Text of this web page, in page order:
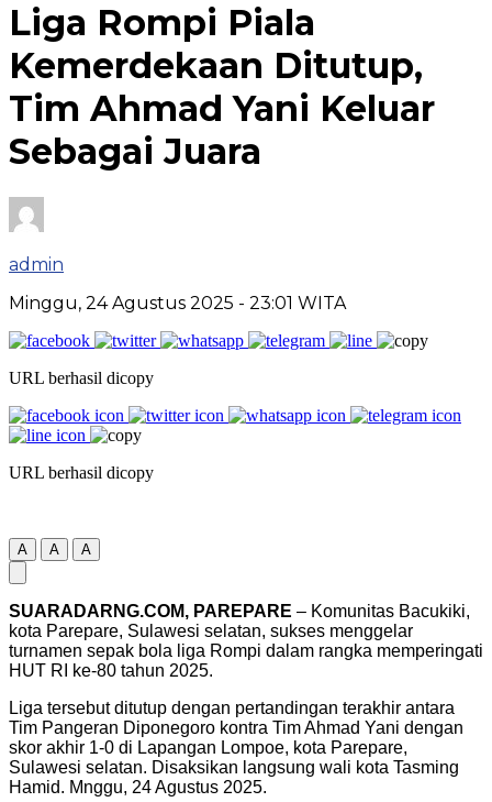
Liga Rompi Piala
Kemerdekaan Ditutup,
Tim Ahmad Yani Keluar
Sebagai Juara
admin
Minggu, 24 Agustus 2025 - 23:01 WITA
URL berhasil dicopy
URL berhasil dicopy
A A A
SUARADARNG.COM, PAREPARE – Komunitas Bacukiki,
kota Parepare, Sulawesi selatan, sukses menggelar
turnamen sepak bola liga Rompi dalam rangka memperingati
HUT RI ke-80 tahun 2025.
Liga tersebut ditutup dengan pertandingan terakhir antara
Tim Pangeran Diponegoro kontra Tim Ahmad Yani dengan
skor akhir 1-0 di Lapangan Lompoe, kota Parepare,
Sulawesi selatan. Disaksikan langsung wali kota Tasming
Hamid. Mnggu, 24 Agustus 2025.